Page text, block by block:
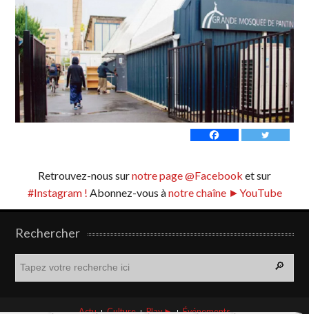
Retrouvez-nous surnotre page @Facebook et sur
#Instagram ! Abonnez-vous ànotre chaîne ►YouTube
Rechercher
Actu Culture Play ► Événements